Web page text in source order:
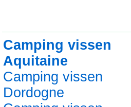
Camping vissen
Aquitaine
Camping vissen
Dordogne